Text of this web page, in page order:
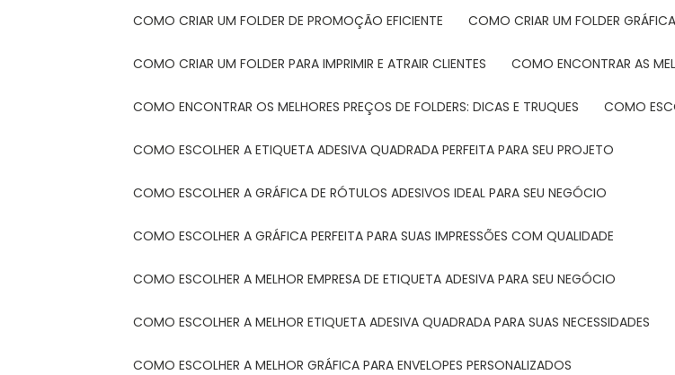
COMO CRIAR UM FOLDER DE PROMOÇÃO EFICIENTE COMO CRIAR UM FOLDER
COMO CRIAR UM FOLDER PARA IMPRIMIR E ATRAIR CLIENTES COMO ENCONTRAR AS
COMO ENCONTRAR OS MELHORES PREÇOS DE FOLDERS: DICAS E TRUQUES COMO
COMO ESCOLHER A ETIQUETA ADESIVA QUADRADA PERFEITA PARA SEU PROJETO
COMO ESCOLHER A GRÁFICA DE RÓTULOS ADESIVOS IDEAL PARA SEU NEGÓCIO
COMO ESCOLHER A GRÁFICA PERFEITA PARA SUAS IMPRESSÕES COM QUALIDADE
COMO ESCOLHER A MELHOR EMPRESA DE ETIQUETA ADESIVA PARA SEU NEGÓCIO
COMO ESCOLHER A MELHOR ETIQUETA ADESIVA QUADRADA PARA SUAS NECESSIDADES
COMO ESCOLHER A MELHOR GRÁFICA PARA ENVELOPES PERSONALIZADOS